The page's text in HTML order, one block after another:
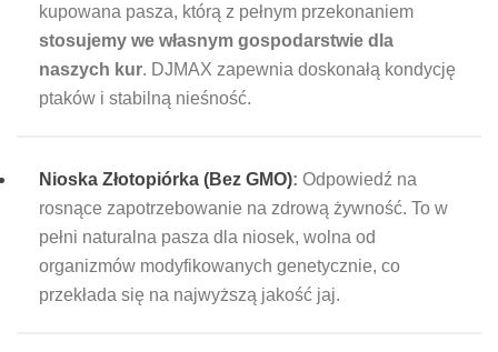
kupowana pasza, którą z pełnym przekonaniem
stosujemy we własnym gospodarstwie dla
naszych kur. DJMAX zapewnia doskonałą kondycję
ptaków i stabilną nieśność.
Nioska Złotopiórka (Bez GMO): Odpowiedź na
rosnące zapotrzebowanie na zdrową żywność. To w
pełni naturalna pasza dla niosek, wolna od
organizmów modyfikowanych genetycznie, co
przekłada się na najwyższą jakość jaj.